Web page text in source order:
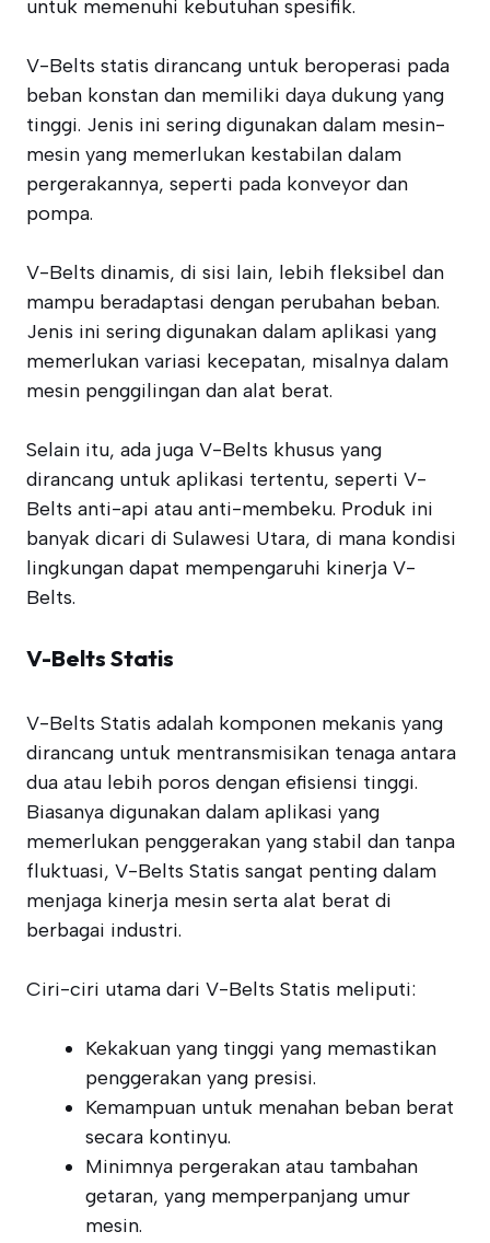
untuk memenuhi kebutuhan spesifik.
V-Belts statis dirancang untuk beroperasi pada
beban konstan dan memiliki daya dukung yang
tinggi. Jenis ini sering digunakan dalam mesin-
mesin yang memerlukan kestabilan dalam
pergerakannya, seperti pada konveyor dan
pompa.
V-Belts dinamis, di sisi lain, lebih fleksibel dan
mampu beradaptasi dengan perubahan beban.
Jenis ini sering digunakan dalam aplikasi yang
memerlukan variasi kecepatan, misalnya dalam
mesin penggilingan dan alat berat.
Selain itu, ada juga V-Belts khusus yang
dirancang untuk aplikasi tertentu, seperti V-
Belts anti-api atau anti-membeku. Produk ini
banyak dicari di Sulawesi Utara, di mana kondisi
lingkungan dapat mempengaruhi kinerja V-
Belts.
V-Belts Statis
V-Belts Statis adalah komponen mekanis yang
dirancang untuk mentransmisikan tenaga antara
dua atau lebih poros dengan efisiensi tinggi.
Biasanya digunakan dalam aplikasi yang
memerlukan penggerakan yang stabil dan tanpa
fluktuasi, V-Belts Statis sangat penting dalam
menjaga kinerja mesin serta alat berat di
berbagai industri.
Ciri-ciri utama dari V-Belts Statis meliputi:
Kekakuan yang tinggi yang memastikan
penggerakan yang presisi.
Kemampuan untuk menahan beban berat
secara kontinyu.
Minimnya pergerakan atau tambahan
getaran, yang memperpanjang umur
mesin.